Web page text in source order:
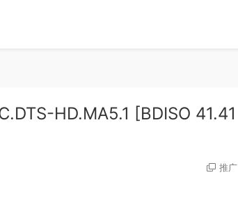
HD.MA5.1 [BDISO 41.41
推广